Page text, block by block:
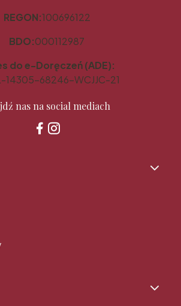
REGON:100696122
BDO:000112987
do e-Doręczeń (ADE):
14305-68246-WCJJC-21
nas na social mediach